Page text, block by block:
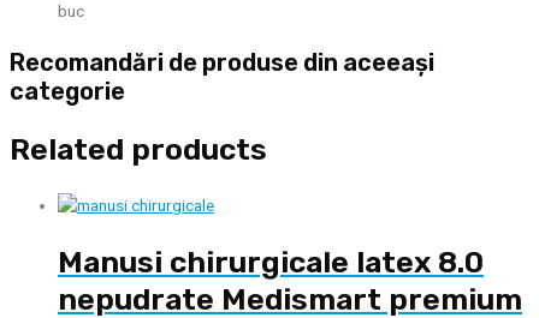
buc
Recomandări de produse din aceeași
categorie
Related products
Manusi chirurgicale latex 8.0
nepudrate Medismart premium